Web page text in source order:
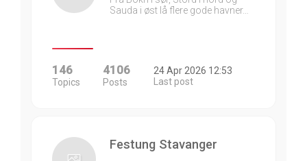
Sauda i øst lå flere gode havner…
146
Topics
4106
Posts
24 Apr 2026 12:53
Last post
Festung Stavanger